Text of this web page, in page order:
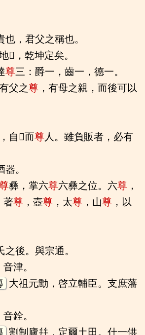
也，君父之稱也。
𤰞，乾坤定矣。
尊三：爵一，齒一，德一。
父之尊 ，有母之親，而後可以
自𤰞而尊 人。雖負販者，必有
器。
彝，掌六尊六彝之位。六尊 ，
著尊 ，壺尊 ，太尊 ，山尊 ，以
之後。與宗通。
津。
大祖元勳，啓立輔臣。支庶藩
銓。
割制廬幷，定爾土田。什一供